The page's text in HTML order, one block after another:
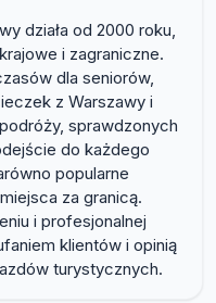
działa od 2000 roku,
i zagraniczne.
dla seniorów,
z Warszawy i
sprawdzonych
do każdego
popularne
za granicą.
i profesjonalnej
klientów i opinią
turystycznych.